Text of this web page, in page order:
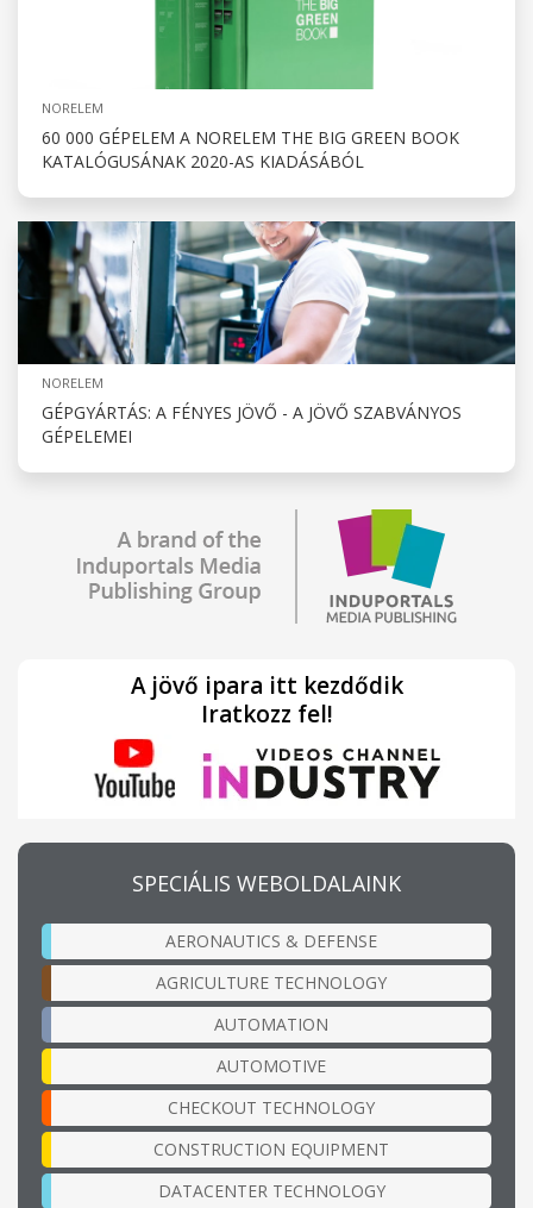
NORELEM
60 000 GÉPELEM A NORELEM THE BIG GREEN BOOK
KATALÓGUSÁNAK 2020-AS KIADÁSÁBÓL
NORELEM
GÉPGYÁRTÁS: A FÉNYES JÖVŐ - A JÖVŐ SZABVÁNYOS
GÉPELEMEI
A jövő ipara itt kezdődik
Iratkozz fel!
SPECIÁLIS WEBOLDALAINK
AERONAUTICS & DEFENSE
AGRICULTURE TECHNOLOGY
AUTOMATION
AUTOMOTIVE
CHECKOUT TECHNOLOGY
CONSTRUCTION EQUIPMENT
DATACENTER TECHNOLOGY